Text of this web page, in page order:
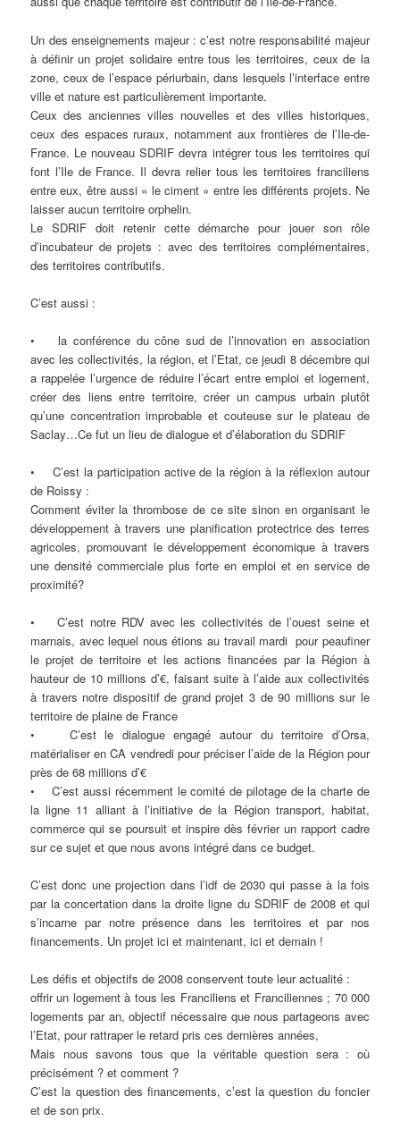
Un des enseignements majeur : c’est notre responsabilité majeur
à définir un projet solidaire entre tous les territoires, ceux de la
zone, ceux de l’espace périurbain, dans lesquels l’interface entre
ville et nature est particulièrement importante.
Ceux des anciennes villes nouvelles et des villes historiques,
ceux des espaces ruraux, notamment aux frontières de l’Ile-de-
France. Le nouveau SDRIF devra intégrer tous les territoires qui
font l’Ile de France. Il devra relier tous les territoires franciliens
entre eux, être aussi « le ciment » entre les différents projets. Ne
laisser aucun territoire orphelin.
Le SDRIF doit retenir cette démarche pour jouer son rôle
d’incubateur de projets : avec des territoires complémentaires,
des territoires contributifs.
C’est aussi :
• la conférence du cône sud de l’innovation en association
avec les collectivités, la région, et l’Etat, ce jeudi 8 décembre qui
a rappelée l’urgence de réduire l’écart entre emploi et logement,
créer des liens entre territoire, créer un campus urbain plutôt
qu’une concentration improbable et couteuse sur le plateau de
Saclay…Ce fut un lieu de dialogue et d’élaboration du SDRIF
• C’est la participation active de la région à la réflexion autour
de Roissy :
Comment éviter la thrombose de ce site sinon en organisant le
développement à travers une planification protectrice des terres
agricoles, promouvant le développement économique à travers
une densité commerciale plus forte en emploi et en service de
proximité?
• C’est notre RDV avec les collectivités de l’ouest seine et
marnais, avec lequel nous étions au travail mardi pour peaufiner
le projet de territoire et les actions financées par la Région à
hauteur de 10 millions d’€, faisant suite à l’aide aux collectivités
à travers notre dispositif de grand projet 3 de 90 millions sur le
territoire de plaine de France
• C’est le dialogue engagé autour du territoire d’Orsa,
matérialiser en CA vendredi pour préciser l’aide de la Région pour
près de 68 millions d’€
• C’est aussi récemment le comité de pilotage de la charte de
la ligne 11 alliant à l’initiative de la Région transport, habitat,
commerce qui se poursuit et inspire dès février un rapport cadre
sur ce sujet et que nous avons intégré dans ce budget.
C’est donc une projection dans l’idf de 2030 qui passe à la fois
par la concertation dans la droite ligne du SDRIF de 2008 et qui
s’incarne par notre présence dans les territoires et par nos
financements. Un projet ici et maintenant, ici et demain !
Les défis et objectifs de 2008 conservent toute leur actualité :
offrir un logement à tous les Franciliens et Franciliennes ; 70 000
logements par an, objectif nécessaire que nous partageons avec
l’Etat, pour rattraper le retard pris ces dernières années,
Mais nous savons tous que la véritable question sera : où
précisément ? et comment ?
C’est la question des financements, c’est la question du foncier
et de son prix.